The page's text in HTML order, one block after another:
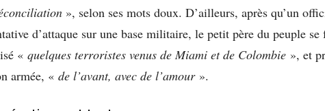
», selon ses mots doux. D’ailleurs, après qu’un
d’attaque sur une base militaire, le petit père du peuple
« quelques terroristes venus de Miami et de Colombie », et
armée, « de l’avant, avec de l’amour».